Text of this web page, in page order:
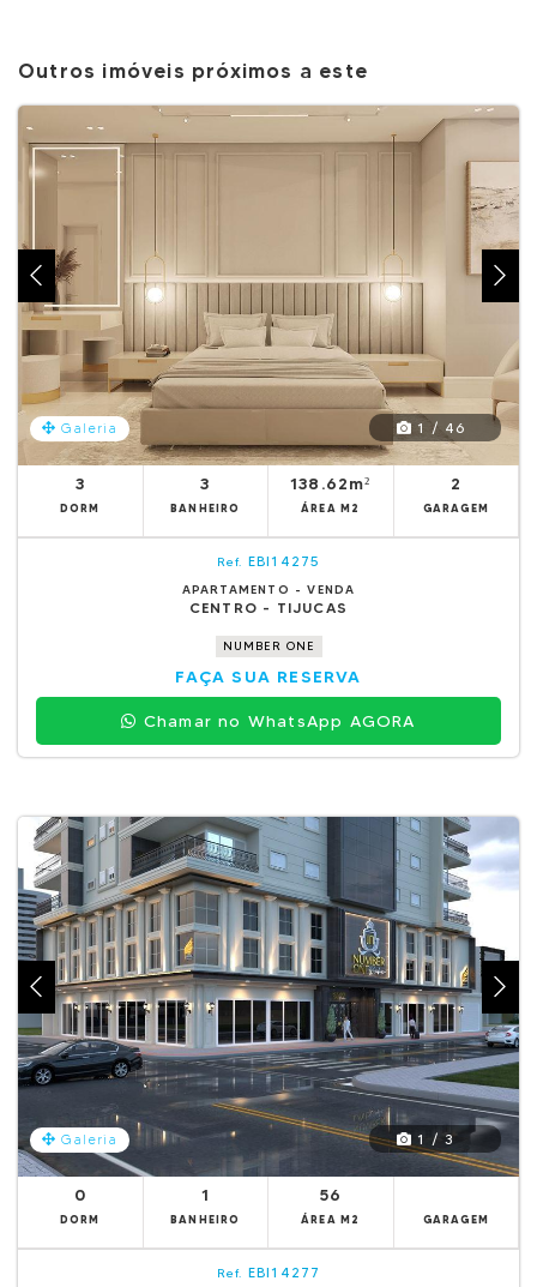
Outros imóveis próximos a este
Galeria 1 / 46
3
DORM
3
BANHEIRO
138.62m²
ÁREA M2
2
GARAGEM
Ref. EBI14275
APARTAMENTO - VENDA
CENTRO - TIJUCAS
NUMBER ONE
FAÇA SUA RESERVA
Chamar no WhatsApp AGORA
Galeria 1 / 3
0
DORM
1
BANHEIRO
56
ÁREA M2 GARAGEM
Ref. EBI14277